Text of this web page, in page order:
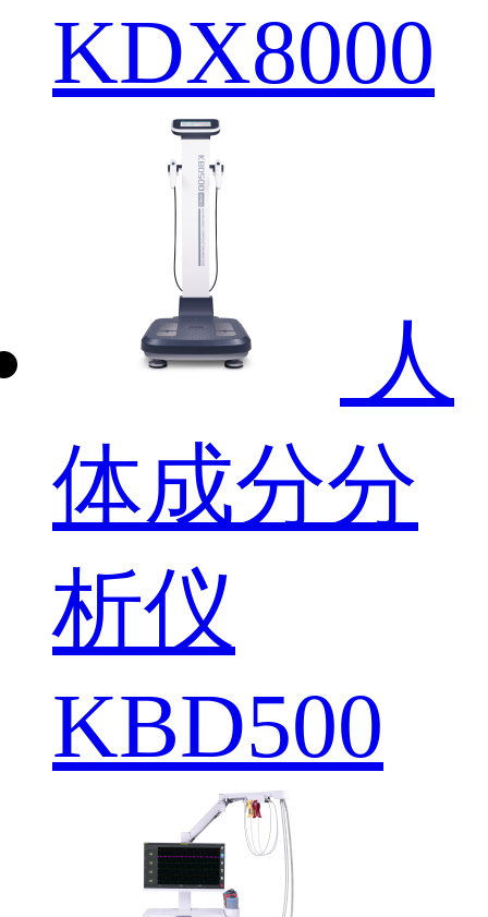
KDX8000
人
体成分分
析仪
KBD500